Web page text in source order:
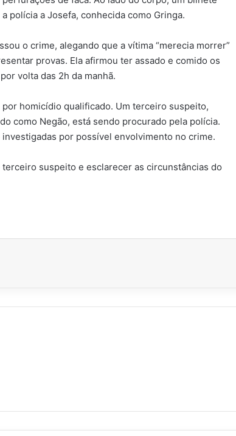
polícia a Josefa, conhecida como Gringa.
o crime, alegando que a vítima “merecia morrer”
provas. Ela afirmou ter assado e comido os
volta das 2h da manhã.
homicídio qualificado. Um terceiro suspeito,
como Negão, está sendo procurado pela polícia.
por possível envolvimento no crime.
suspeito e esclarecer as circunstâncias do